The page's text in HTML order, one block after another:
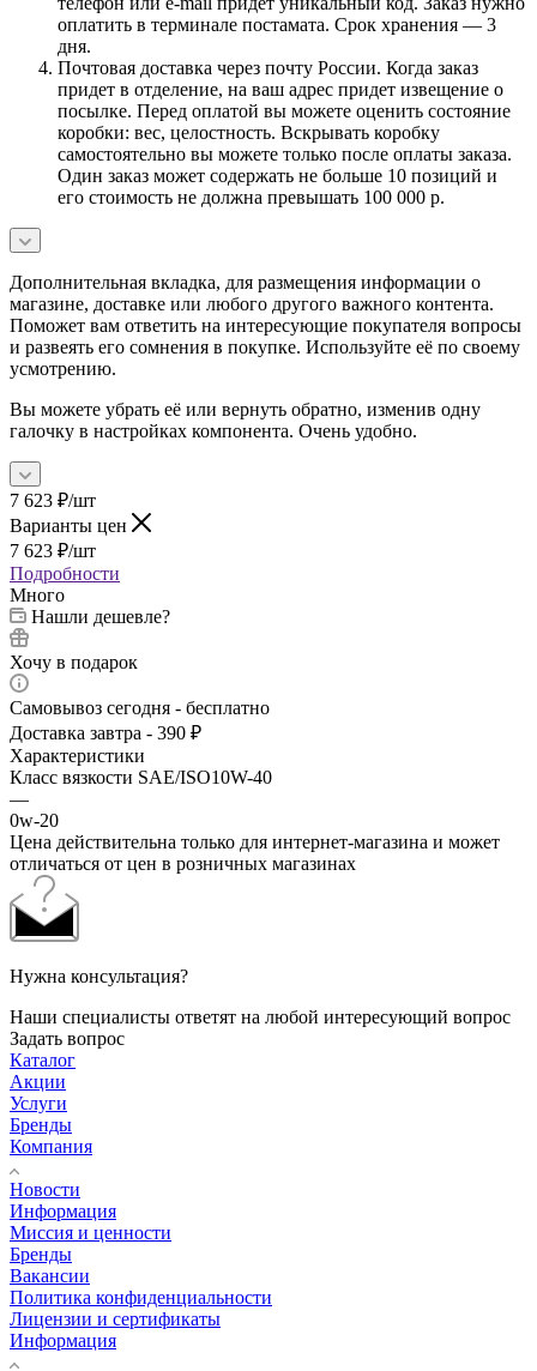
оплатить в терминале постамата. Срок хранения — 3
дня.
Почтовая доставка через почту России. Когда заказ
придет в отделение, на ваш адрес придет извещение о
посылке. Перед оплатой вы можете оценить состояние
коробки: вес, целостность. Вскрывать коробку
самостоятельно вы можете только после оплаты заказа.
Один заказ может содержать не больше 10 позиций и
его стоимость не должна превышать 100 000 р.
Дополнительная вкладка, для размещения информации о
магазине, доставке или любого другого важного контента.
Поможет вам ответить на интересующие покупателя вопросы
и развеять его сомнения в покупке. Используйте её по своему
усмотрению.
Вы можете убрать её или вернуть обратно, изменив одну
галочку в настройках компонента. Очень удобно.
7 623 ₽/шт
Варианты цен
7 623 ₽/шт
Подробности
Много
Нашли дешевле?
Хочу в подарок
Самовывоз сегодня - бесплатно
Доставка завтра - 390 ₽
Характеристики
Класс вязкости SAE/ISO10W-40
—
0w-20
Цена действительна только для интернет-магазина и может
отличаться от цен в розничных магазинах
Нужна консультация?
Наши специалисты ответят на любой интересующий вопрос
Задать вопрос
Каталог
Акции
Услуги
Бренды
Компания
Новости
Информация
Миссия и ценности
Бренды
Вакансии
Политика конфиденциальности
Лицензии и сертификаты
Информация